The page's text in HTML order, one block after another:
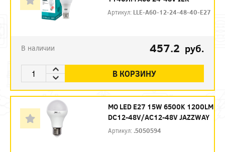
Артикул: LLE-A60-12-24-48-40-E27
В наличии 457.2 руб.
В КОРЗИНУ
МО LED E27 15W 6500K 1200LM
DC12-48V/AC12-48V JAZZWAY
Артикул: .5050594